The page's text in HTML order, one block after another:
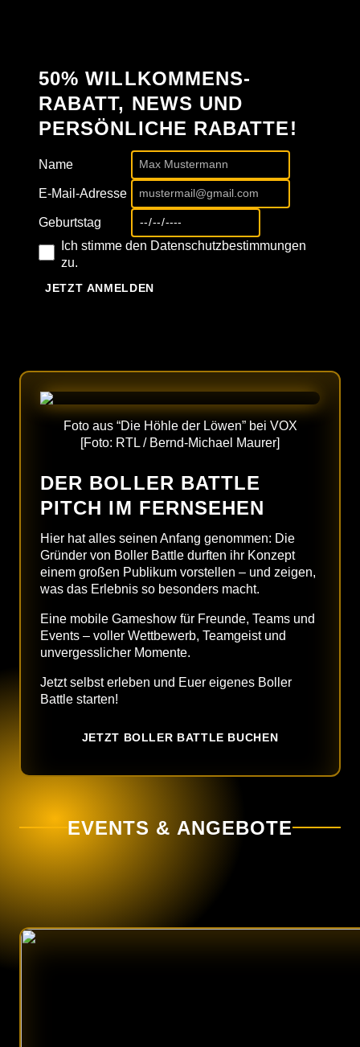
50% WILLKOMMENS-
RABATT, NEWS UND
PERSÖNLICHE RABATTE!
Name
E-Mail-Adresse
Geburtstag
Ich stimme den Datenschutzbestimmungen
zu.
JETZT ANMELDEN
Foto aus “Die Höhle der Löwen” bei VOX
[Foto: RTL / Bernd-Michael Maurer]
DER BOLLER BATTLE
PITCH IM FERNSEHEN
Hier hat alles seinen Anfang genommen: Die
Gründer von Boller Battle durften ihr Konzept
einem großen Publikum vorstellen – und zeigen,
was das Erlebnis so besonders macht.
Eine mobile Gameshow für Freunde, Teams und
Events – voller Wettbewerb, Teamgeist und
unvergesslicher Momente.
Jetzt selbst erleben und Euer eigenes Boller
Battle starten!
JETZT BOLLER BATTLE BUCHEN
EVENTS & ANGEBOTE